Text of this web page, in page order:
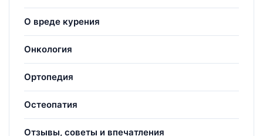
О вреде курения
Онкология
Ортопедия
Остеопатия
Отзывы, советы и впечатления